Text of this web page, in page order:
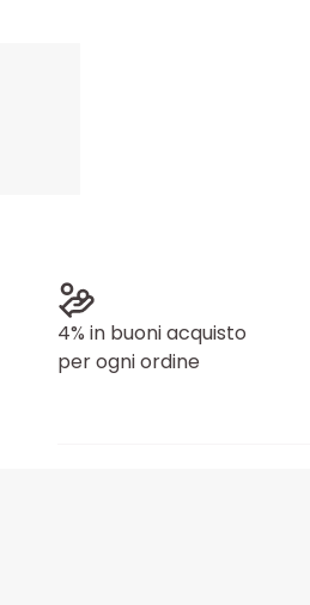
4% in buoni acquisto
per ogni ordine